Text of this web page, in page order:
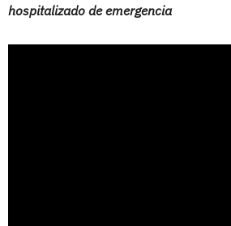
hospitalizado de emergencia